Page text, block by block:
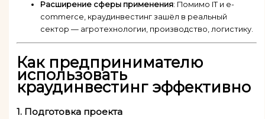
Расширение сферы применения: Помимо IT и e-
commerce, краудинвестинг зашёл в реальный
сектор — агротехнологии, производство, логистику.
Как предпринимателю
использовать
краудинвестинг эффективно
1. Подготовка проекта